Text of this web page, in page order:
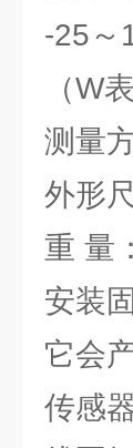
-25
（W
测量
外形
重 量
安装
它会
传感